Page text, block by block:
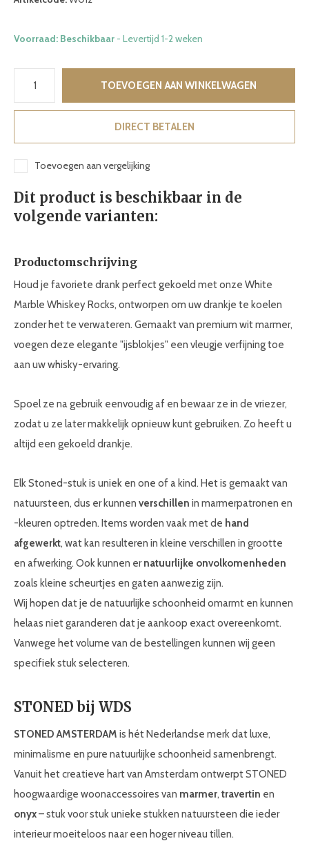
Voorraad: Beschikbaar - Levertijd 1-2 weken
TOEVOEGEN AAN WINKELWAGEN
DIRECT BETALEN
Toevoegen aan vergelijking
Dit product is beschikbaar in de
volgende varianten:
Productomschrijving
Houd je favoriete drank perfect gekoeld met onze White
Marble Whiskey Rocks, ontworpen om uw drankje te koelen
zonder het te verwateren. Gemaakt van premium wit marmer,
voegen deze elegante "ijsblokjes" een vleugje verfijning toe
aan uw whisky-ervaring.
Spoel ze na gebruik eenvoudig af en bewaar ze in de vriezer,
zodat u ze later makkelijk opnieuw kunt gebruiken. Zo heeft u
altijd een gekoeld drankje.
Elk Stoned-stuk is uniek en one of a kind. Het is gemaakt van
natuursteen, dus er kunnen verschillen in marmerpatronen en
-kleuren optreden. Items worden vaak met de hand
afgewerkt, wat kan resulteren in kleine verschillen in grootte
en afwerking. Ook kunnen ernatuurlijke onvolkomenheden
zoals kleine scheurtjes en gaten aanwezig zijn.
Wij hopen dat je de natuurlijke schoonheid omarmt en kunnen
helaas niet garanderen dat je aankoop exact overeenkomt.
Vanwege het volume van de bestellingen kunnen wij geen
specifiek stuk selecteren.
STONED bij WDS
STONED AMSTERDAM is hét Nederlandse merk dat luxe,
minimalisme en pure natuurlijke schoonheid samenbrengt.
Vanuit het creatieve hart van Amsterdam ontwerpt STONED
hoogwaardige woonaccessoires van marmer, travertin en
onyx– stuk voor stuk unieke stukken natuursteen die ieder
interieur moeiteloos naar een hoger niveau tillen.